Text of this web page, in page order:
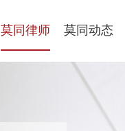
莫同律师 莫同动态